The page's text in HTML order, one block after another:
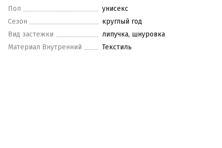
Пол
унисекс
Сезон
круглый год
Вид застежки
липучка, шнуровка
Материал Внутренний
Текстиль